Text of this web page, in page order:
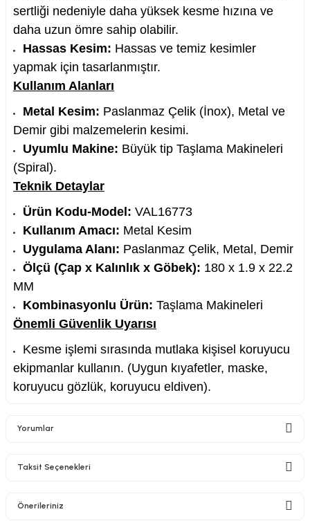
Ucu
ve Lehim Teli
sertliği nedeniyle daha yüksek kesme hızına ve
daha uzun ömre sahip olabilir.
Hassas Kesim: Hassas ve temiz kesimler
yapmak için tasarlanmıştır.
Kullanım Alanları
Metal Kesim: Paslanmaz Çelik (İnox), Metal ve
Demir gibi malzemelerin kesimi.
Uyumlu Makine: Büyük tip Taşlama Makineleri
(Spiral).
Teknik Detaylar
Ürün Kodu-Model: VAL16773
Kullanım Amacı: Metal Kesim
Uygulama Alanı: Paslanmaz Çelik, Metal, Demir
Ölçü (Çap x Kalınlık x Göbek): 180 x 1.9 x 22.2
MM
Kombinasyonlu Ürün: Taşlama Makineleri
Önemli Güvenlik Uyarısı
Kesme işlemi sırasında mutlaka kişisel koruyucu
ekipmanlar kullanın. (Uygun kıyafetler, maske,
koruyucu gözlük, koruyucu eldiven).
Yorumlar
Taksit Seçenekleri
Önerileriniz